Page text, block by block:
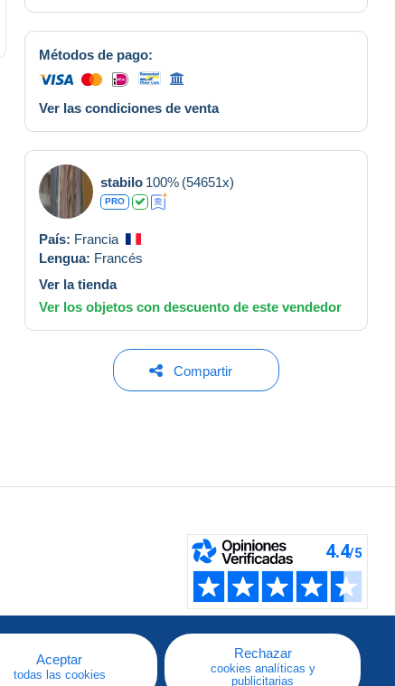
Métodos de pago:
Ver las condiciones de venta
stabilo 100% (54651x)
PRO
País: Francia
Lengua: Francés
Ver la tienda
Ver los objetos con descuento de este vendedor
Compartir
Aceptar
todas las cookies
Rechazar
cookies analíticas y
publicitarias